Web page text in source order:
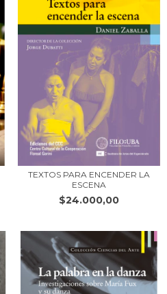
TEXTOS PARA ENCENDER LA
ESCENA
$24.000,00